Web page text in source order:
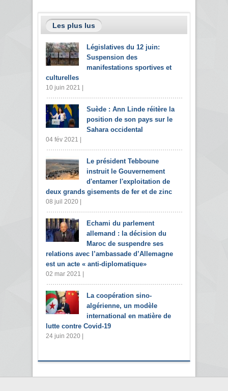
Les plus lus
Législatives du 12 juin:
Suspension des
manifestations sportives et
culturelles
10 juin 2021 |
Suède : Ann Linde réitère la
position de son pays sur le
Sahara occidental
04 fév 2021 |
Le président Tebboune
instruit le Gouvernement
d'entamer l'exploitation de
deux grands gisements de fer et de zinc
08 juil 2020 |
Echami du parlement
allemand : la décision du
Maroc de suspendre ses
relations avec l’ambassade d’Allemagne
est un acte « anti-diplomatique»
02 mar 2021 |
La coopération sino-
algérienne, un modèle
international en matière de
lutte contre Covid-19
24 juin 2020 |